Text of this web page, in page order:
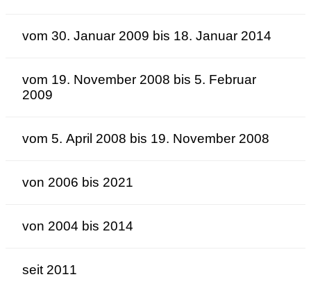
vom 30. Januar 2009 bis 18. Januar 2014
vom 19. November 2008 bis 5. Februar
2009
vom 5. April 2008 bis 19. November 2008
von 2006 bis 2021
von 2004 bis 2014
seit 2011